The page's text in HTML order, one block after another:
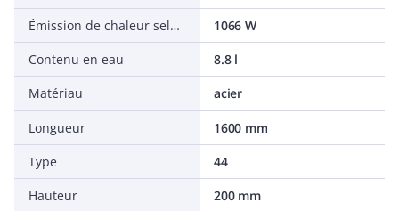
Émission de chaleur selon EN 442 20 °C - 55/45
1066 W
Contenu en eau
8.8 l
Matériau
acier
Longueur
1600 mm
Type
44
Hauteur
200 mm